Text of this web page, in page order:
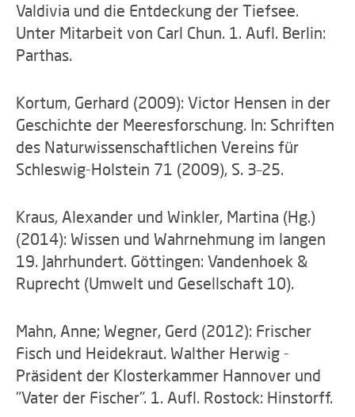
Valdivia und die Entdeckung der Tiefsee.
Unter Mitarbeit von Carl Chun. 1. Aufl. Berlin:
Parthas.
Kortum, Gerhard (2009): Victor Hensen in der
Geschichte der Meeresforschung. In: Schriften
des Naturwissenschaftlichen Vereins für
Schleswig-Holstein 71 (2009), S. 3–25.
Kraus, Alexander und Winkler, Martina (Hg.)
(2014): Wissen und Wahrnehmung im langen
19. Jahrhundert. Göttingen: Vandenhoek &
Ruprecht (Umwelt und Gesellschaft 10).
Mahn, Anne; Wegner, Gerd (2012): Frischer
Fisch und Heidekraut. Walther Herwig -
Präsident der Klosterkammer Hannover und
"Vater der Fischer". 1. Aufl. Rostock: Hinstorff.